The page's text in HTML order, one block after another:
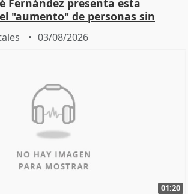
Fernández presenta esta
"aumento" de personas sin
03/08/2026
01:20